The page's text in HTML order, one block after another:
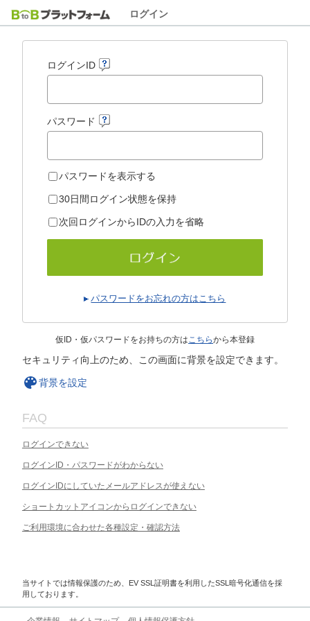
ログイン
ログインID
パスワード
パスワードを表示する
30日間ログイン状態を保持
次回ログインからIDの入力を省略
パスワードをお忘れの方はこちら
仮ID・仮パスワードをお持ちの方はこちらから本登録
セキュリティ向上のため、この画面に背景を設定できます。
背景を設定
FAQ
ログインできない
ログインID・パスワードがわからない
ログインIDにしていたメールアドレスが使えない
ショートカットアイコンからログインできない
ご利用環境に合わせた各種設定・確認方法
当サイトでは情報保護のため、EV SSL証明書を利用したSSL暗号化通信を採
用しております。